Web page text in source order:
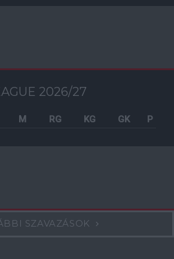
2026/27
M RG KG GK P
SZAVAZÁSOK